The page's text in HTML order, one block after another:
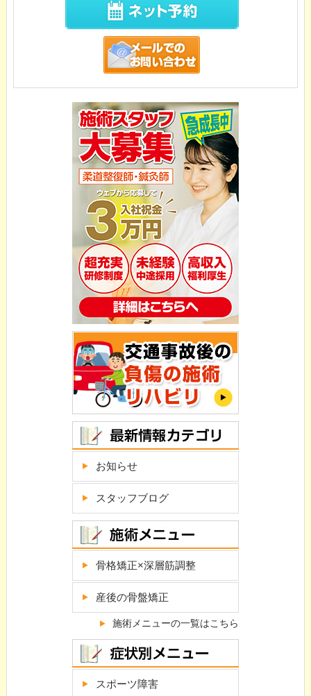
お知らせ
スタッフブログ
骨格矯正×深層筋調整
産後の骨盤矯正
施術メニューの一覧はこちら
スポーツ障害